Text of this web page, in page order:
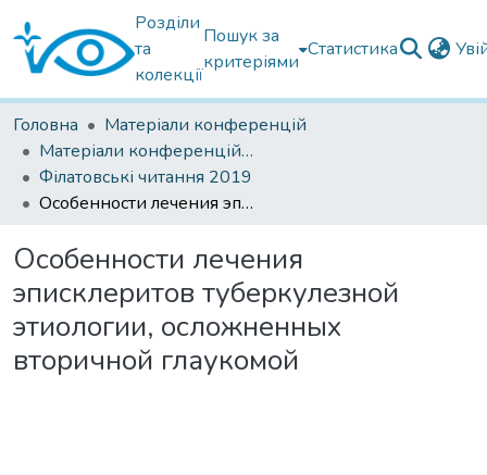
Розділи
та
колекції
Пошук за
критеріями
Статистика
Головна
Матеріали конференцій
Матеріали конференцій Інституту Філатова
Філатовські читання 2019
Особенности лечения эписклеритов туберкулезной этиологии, осложненных вторичной глаукомой
Особенности лечения
эписклеритов туберкулезной
этиологии, осложненных
вторичной глаукомой